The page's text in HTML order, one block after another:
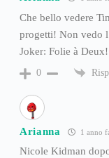
Che bello vedere
progetti! Non vedo
Joker: Folie à Deux!
0
Arianna 1 anno
Nicole Kidman